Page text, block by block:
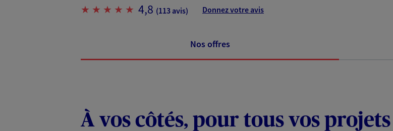
4,8 (113 avis) Donnez votre avis
Nos offres
À vos côtés, pour tous vos projets